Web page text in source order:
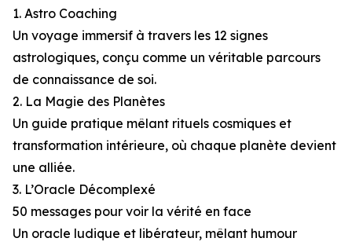
1. Astro Coaching
Un voyage immersif à travers les 12 signes
astrologiques, conçu comme un véritable parcours
de connaissance de soi.
2. La Magie des Planètes
Un guide pratique mêlant rituels cosmiques et
transformation intérieure, où chaque planète devient
une alliée.
3. L’Oracle Décomplexé
50 messages pour voir la vérité en face
Un oracle ludique et libérateur, mêlant humour